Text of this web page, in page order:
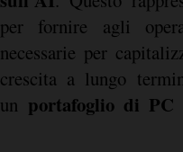
per fornire agli
necessarie per
crescita a lungo
un portafoglio di